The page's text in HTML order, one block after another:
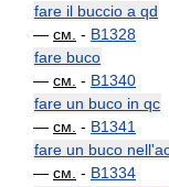
fare il buccio a qd
— см. - B1328
fare buco
— см. - B1340
fare un buco in qc
— см. - B1341
fare un buco
— см. - B1334